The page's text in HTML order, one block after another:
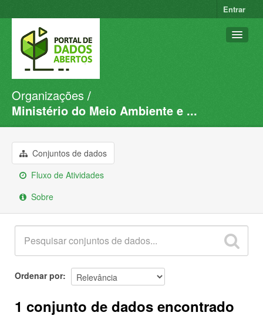
Entrar
Conjuntos de dados
Organizações
Sobre
Organizações
Ministério do Meio Ambiente e ...
Conjuntos de dados
Fluxo de Atividades
Sobre
Ordenar por
1 conjunto de dados encontrado